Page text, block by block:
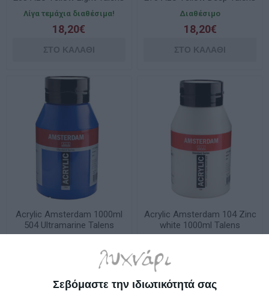
Σεβόμαστε την ιδιωτικότητά σας
Λίγα τεμάχια διαθέσιμα!
18,20€
Διαθέσιμο
18,20€
Acrylic Amsterdam 1000ml
504 Ultramarine Talens
Acrylic Amsterdam 104 Zinc
white 1000ml Talens